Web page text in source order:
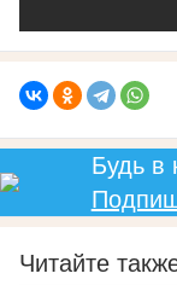
Будь в
Читайте